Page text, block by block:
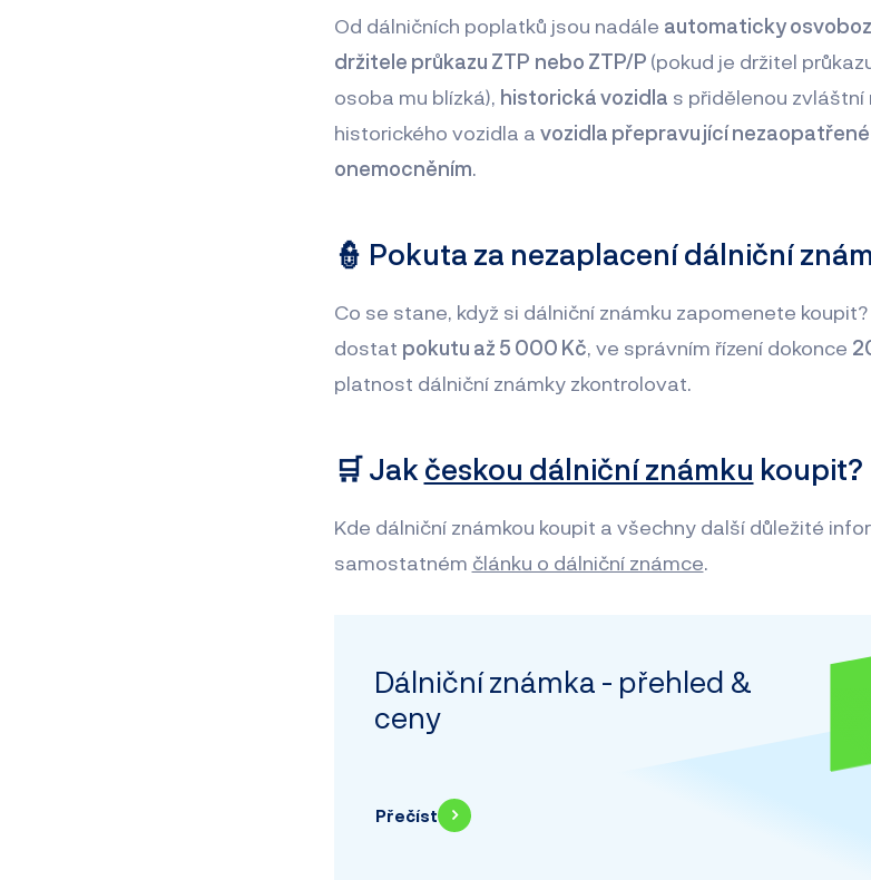
Od dálničních poplatků jsou nadále automaticky
držitele průkazu ZTP nebo ZTP/P (pokud je držitel
osoba mu blízká), historická vozidla s přidělenou zvláštní
historického vozidla a vozidla přepravující
onemocněním.
👮 Pokuta za nezaplacení dálniční
Co se stane, když si dálniční známku zapomenete
dostat pokutu až 5 000 Kč, ve správním řízení dokonce
platnost dálniční známky zkontrolovat.
🛒 Jak českou dálniční známku koupit?
Kde dálniční známkou koupit a všechny další důležité
samostatném článku o dálniční známce.
Dálniční známka - přehled &
ceny
Přečíst